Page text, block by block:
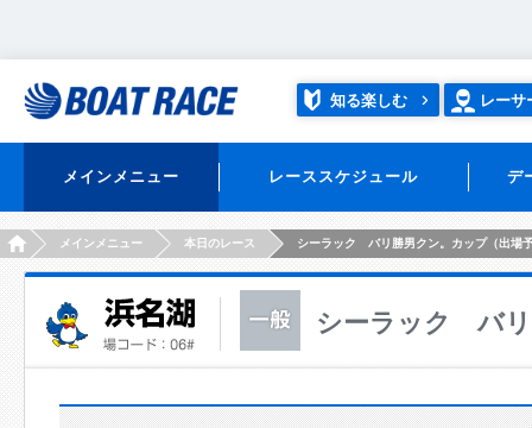
知る楽しむ レーサ
メインメニュー レーススケジュール デ
HOMEメインメニュー 本日のレース シーラック バリ勝男クン。カップ（出場
シーラック バ